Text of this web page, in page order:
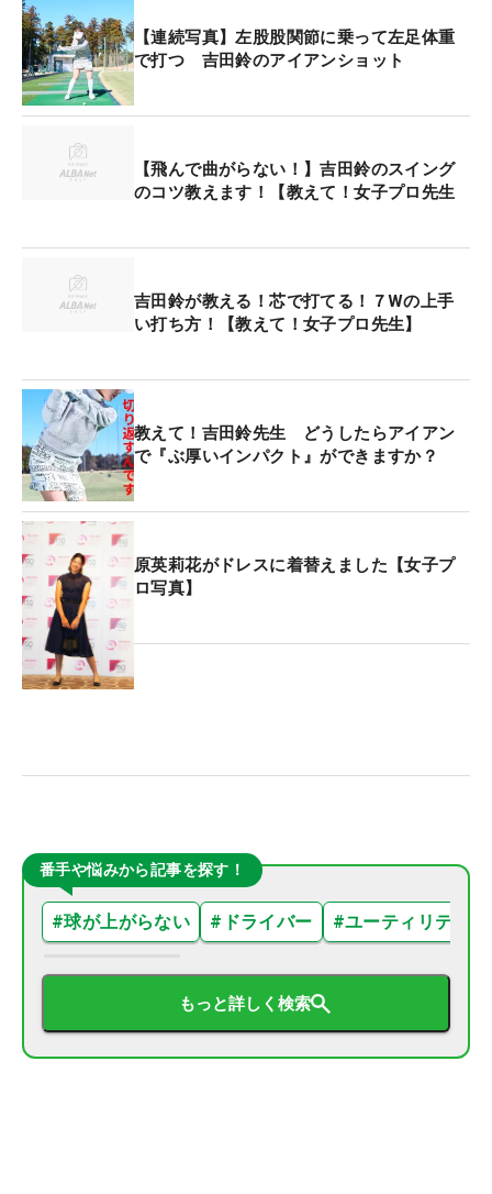
【連続写真】左股股関節に乗って左足体重
で打つ 吉田鈴のアイアンショット
【飛んで曲がらない！】吉田鈴のスイング
のコツ教えます！【教えて！女子プロ先生
吉田鈴が教える！芯で打てる！７Wの上手
い打ち方！【教えて！女子プロ先生】
教えて！吉田鈴先生 どうしたらアイアン
で『ぶ厚いインパクト』ができますか？
原英莉花がドレスに着替えました【女子プ
ロ写真】
番手や悩みから記事を探す！
#球が上がらない # ドライバー #ユーティリティ
もっと詳しく検索